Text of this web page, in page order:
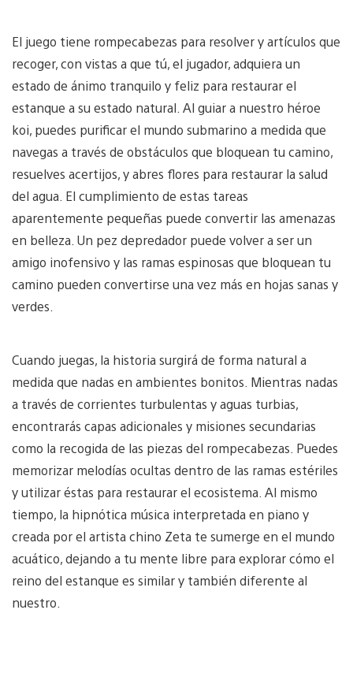
El juego tiene rompecabezas para resolver y artículos que
recoger, con vistas a que tú, el jugador, adquiera un
estado de ánimo tranquilo y feliz para restaurar el
estanque a su estado natural. Al guiar a nuestro héroe
koi, puedes purificar el mundo submarino a medida que
navegas a través de obstáculos que bloquean tu camino,
resuelves acertijos, y abres flores para restaurar la salud
del agua. El cumplimiento de estas tareas
aparentemente pequeñas puede convertir las amenazas
en belleza. Un pez depredador puede volver a ser un
amigo inofensivo y las ramas espinosas que bloquean tu
camino pueden convertirse una vez más en hojas sanas y
verdes.
Cuando juegas, la historia surgirá de forma natural a
medida que nadas en ambientes bonitos. Mientras nadas
a través de corrientes turbulentas y aguas turbias,
encontrarás capas adicionales y misiones secundarias
como la recogida de las piezas del rompecabezas. Puedes
memorizar melodías ocultas dentro de las ramas estériles
y utilizar éstas para restaurar el ecosistema. Al mismo
tiempo, la hipnótica música interpretada en piano y
creada por el artista chino Zeta te sumerge en el mundo
acuático, dejando a tu mente libre para explorar cómo el
reino del estanque es similar y también diferente al
nuestro.